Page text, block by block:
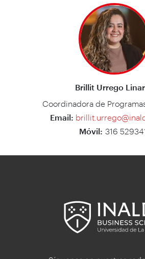
Brillit Urrego
Coordinadora de
Email:
Móvil: 316